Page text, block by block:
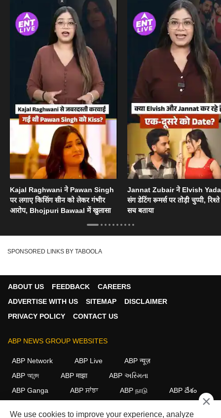
Kajal Raghwani ने Pawan Singh
पर लगाए किसिंग सीन को लेकर गंभीर
आरोप, Bhojpuri Bawaal में खुलासा
Jannat Zubair ने Elvish
संग डेटिंग रूमर्स पर तोड़ी चुप्पी,
सच बताया
SPONSORED LINKS BY TABOOLA
ABOUT US FEEDBACK
CAREERS
ADVERTISE WITH US
SITEMAP
DISCLAIMER
PRIVACY POLICY
CONTACT US
ABP NEWS GROUP WEBSITES
ABP Network ABP Live
ABP न्यूज़
ABP আনন্দ
ABP माझा
ABP અસ્મિતા
ABP Ganga
ABP ਸਾਂਝਾ ABP நாடு ABP దేశం
FOLLOW US
×
We use cookies to improve your experience, analyze